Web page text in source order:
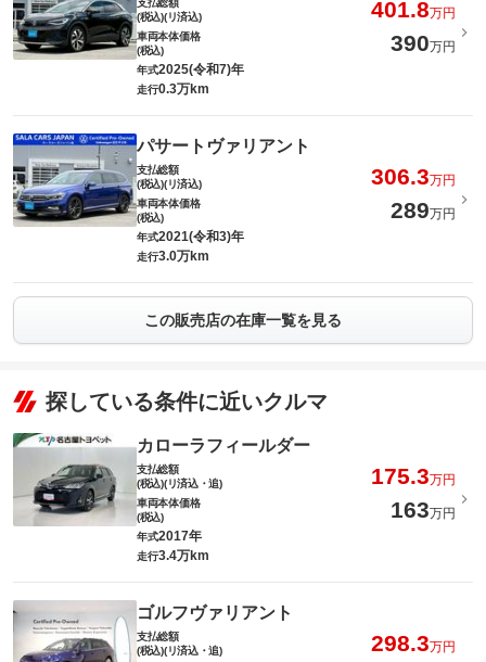
(税込)(リ済込)
401.8万円
車両本体価格
(税込)
390万円
年式2025(令和7)年
走行0.3万km
パサートヴァリアント
支払総額
(税込)(リ済込)
306.3万円
車両本体価格
(税込)
289万円
年式2021(令和3)年
走行3.0万km
この販売店の在庫一覧を見る
探している条件に近いクルマ
カローラフィールダー
支払総額
(税込)(リ済込・追)
175.3万円
車両本体価格
(税込)
163万円
年式2017年
走行3.4万km
ゴルフヴァリアント
支払総額
(税込)(リ済込・追)
298.3万円